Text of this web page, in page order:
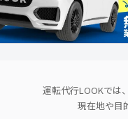
運転代行LOOKでは
現在地や目